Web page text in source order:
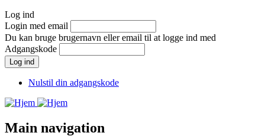
Log ind
Login med email
Du kan bruge brugernavn eller email til at logge ind med
Adgangskode
Nulstil din adgangskode
Main navigation